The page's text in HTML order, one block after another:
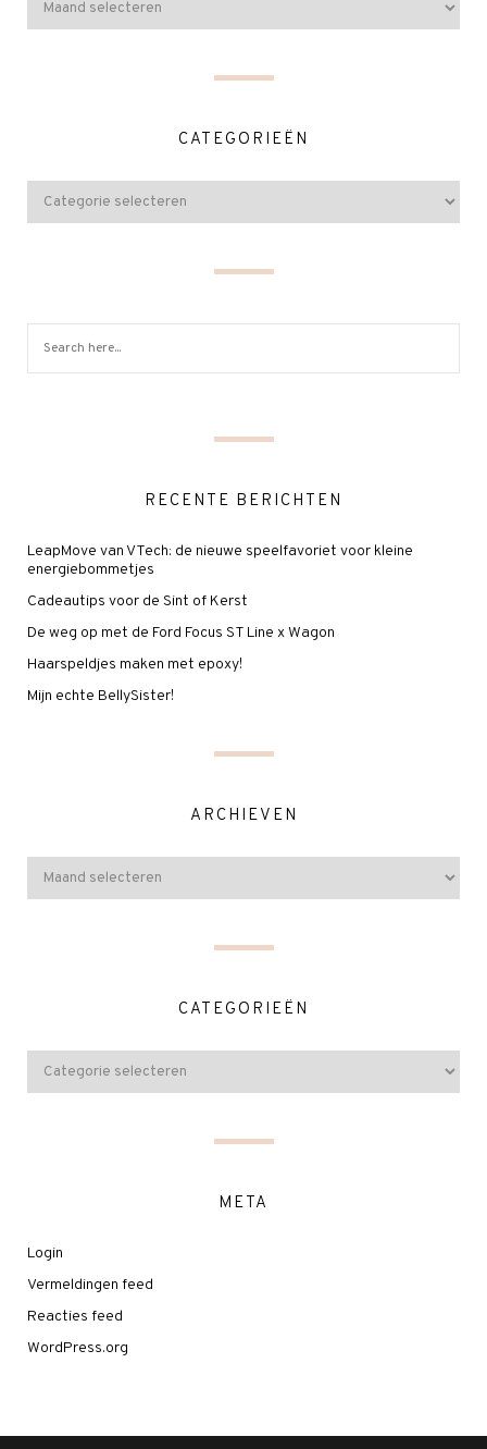
CATEGORIEËN
RECENTE BERICHTEN
LeapMove van VTech: de nieuwe speelfavoriet voor kleine
energiebommetjes
Cadeautips voor de Sint of Kerst
De weg op met de Ford Focus ST Line x Wagon
Haarspeldjes maken met epoxy!
Mijn echte BellySister!
ARCHIEVEN
CATEGORIEËN
META
Login
Vermeldingen feed
Reacties feed
WordPress.org